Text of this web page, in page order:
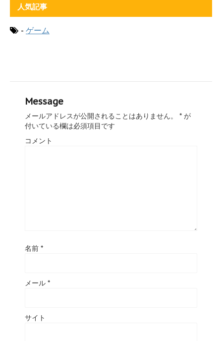
人気記事
- ゲーム
Message
メールアドレスが公開されることはありません。 * が
付いている欄は必須項目です
コメント
名前 *
メール *
サイト